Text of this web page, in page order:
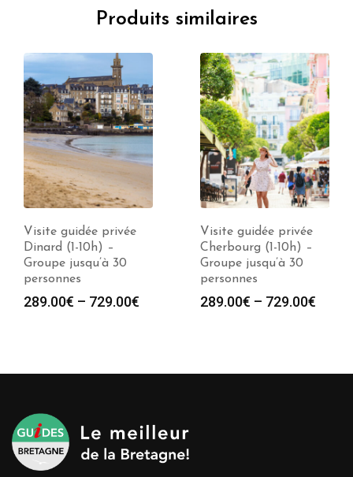
Produits similaires
Visite guidée privée
Dinard (1-10h) –
Groupe jusqu’à 30
personnes
289.00€ – 729.00€
Visite guidée privée
Cherbourg (1-10h) –
Groupe jusqu’à 30
personnes
289.00€ – 729.00€